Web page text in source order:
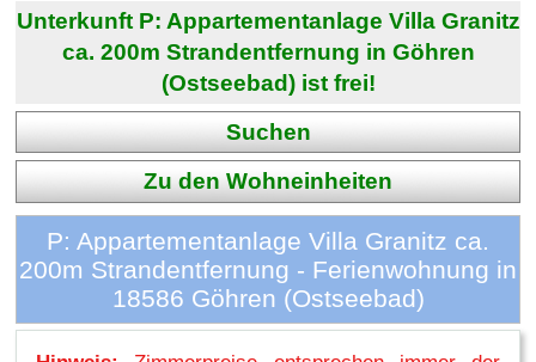
Unterkunft P: Appartementanlage Villa Granitz
ca. 200m Strandentfernung in Göhren
(Ostseebad) ist frei!
Suchen
Zu den Wohneinheiten
P: Appartementanlage Villa Granitz ca.
200m Strandentfernung - Ferienwohnung in
18586 Göhren (Ostseebad)